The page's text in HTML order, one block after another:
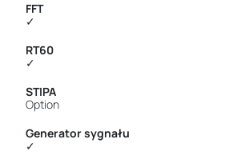
FFT
✓
RT60
✓
STIPA
Option
Generator sygnału
✓